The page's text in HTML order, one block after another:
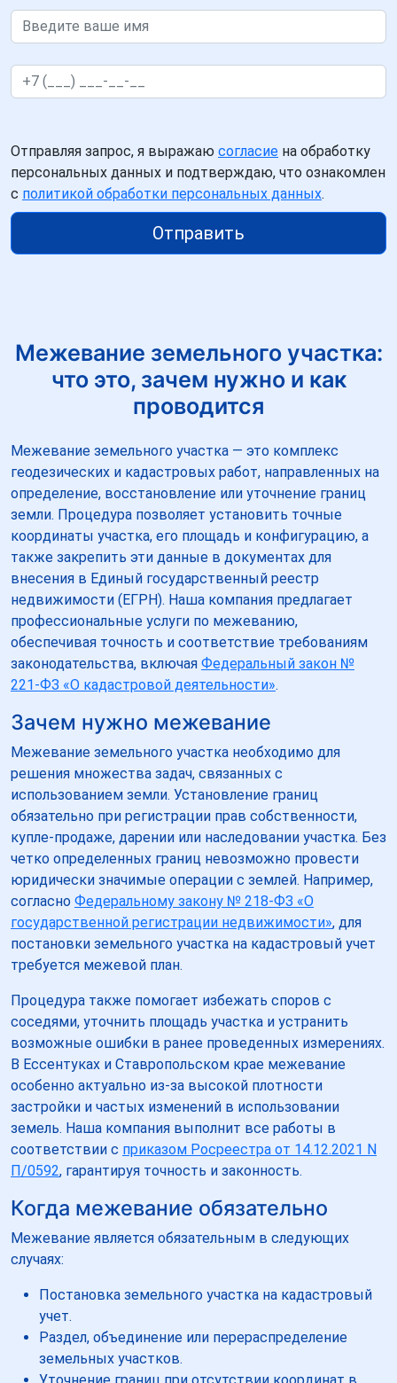
Отправляя запрос, я выражаю согласие на обработку
персональных данных и подтверждаю, что ознакомлен
с политикой обработки персональных данных.
Отправить
Межевание земельного участка:
что это, зачем нужно и как
проводится
Межевание земельного участка — это комплекс
геодезических и кадастровых работ, направленных на
определение, восстановление или уточнение границ
земли. Процедура позволяет установить точные
координаты участка, его площадь и конфигурацию, а
также закрепить эти данные в документах для
внесения в Единый государственный реестр
недвижимости (ЕГРН). Наша компания предлагает
профессиональные услуги по межеванию,
обеспечивая точность и соответствие требованиям
законодательства, включая Федеральный закон №
221-ФЗ «О кадастровой деятельности».
Зачем нужно межевание
Межевание земельного участка необходимо для
решения множества задач, связанных с
использованием земли. Установление границ
обязательно при регистрации прав собственности,
купле-продаже, дарении или наследовании участка. Без
четко определенных границ невозможно провести
юридически значимые операции с землей. Например,
согласно Федеральному закону № 218-ФЗ «О
государственной регистрации недвижимости», для
постановки земельного участка на кадастровый учет
требуется межевой план.
Процедура также помогает избежать споров с
соседями, уточнить площадь участка и устранить
возможные ошибки в ранее проведенных измерениях.
В Ессентуках и Ставропольском крае межевание
особенно актуально из-за высокой плотности
застройки и частых изменений в использовании
земель. Наша компания выполнит все работы в
соответствии с приказом Росреестра от 14.12.2021 N
П/0592, гарантируя точность и законность.
Когда межевание обязательно
Межевание является обязательным в следующих
случаях:
Постановка земельного участка на кадастровый
учет.
Раздел, объединение или перераспределение
земельных участков.
Уточнение границ при отсутствии координат в